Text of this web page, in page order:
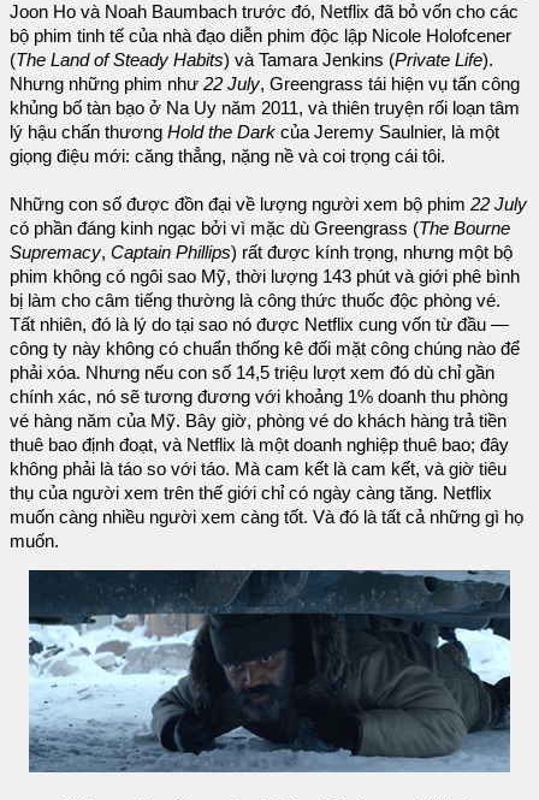
Joon Ho và Noah Baumbach trước đó, Netflix đã bỏ vốn cho các
bộ phim tinh tế của nhà đạo diễn phim độc lập Nicole Holofcener
(The Land of Steady Habits) và Tamara Jenkins (Private Life).
Nhưng những phim như 22 July, Greengrass tái hiện vụ tấn công
khủng bố tàn bạo ở Na Uy năm 2011, và thiên truyện rối loạn tâm
lý hậu chấn thương Hold the Dark của Jeremy Saulnier, là một
giọng điệu mới: căng thẳng, nặng nề và coi trọng cái tôi.
Những con số được đồn đại về lượng người xem bộ phim 22 July
có phần đáng kinh ngạc bởi vì mặc dù Greengrass (The Bourne
Supremacy, Captain Phillips) rất được kính trọng, nhưng một bộ
phim không có ngôi sao Mỹ, thời lượng 143 phút và giới phê bình
bị làm cho câm tiếng thường là công thức thuốc độc phòng vé.
Tất nhiên, đó là lý do tại sao nó được Netflix cung vốn từ đầu —
công ty này không có chuẩn thống kê đối mặt công chúng nào để
phải xóa. Nhưng nếu con số 14,5 triệu lượt xem đó dù chỉ gần
chính xác, nó sẽ tương đương với khoảng 1% doanh thu phòng
vé hàng năm của Mỹ. Bây giờ, phòng vé do khách hàng trả tiền
thuê bao định đoạt, và Netflix là một doanh nghiệp thuê bao; đây
không phải là táo so với táo. Mà cam kết là cam kết, và giờ tiêu
thụ của người xem trên thế giới chỉ có ngày càng tăng. Netflix
muốn càng nhiều người xem càng tốt. Và đó là tất cả những gì họ
muốn.